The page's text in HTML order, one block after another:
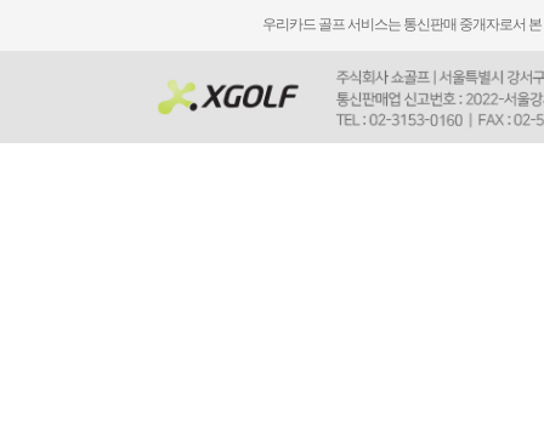
우리카드 골프 서비스는 통신판매 중개자로서